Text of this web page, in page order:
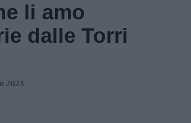
li amo
dalle Torri
2023